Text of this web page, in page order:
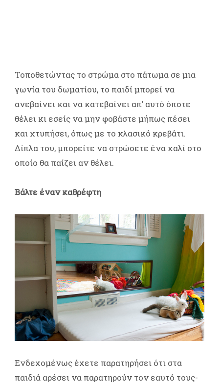
Τοποθετώντας το στρώμα στο πάτωμα σε μια
γωνία του δωματίου, το παιδί μπορεί να
ανεβαίνει και να κατεβαίνει απ’ αυτό όποτε
θέλει κι εσείς να μην φοβάστε μήπως πέσει
και χτυπήσει, όπως με το κλασικό κρεβάτι.
Δίπλα του, μπορείτε να στρώσετε ένα χαλί στο
οποίο θα παίζει αν θέλει.
Βάλτε έναν καθρέφτη
Ενδεχομένως έχετε παρατηρήσει ότι στα
παιδιά αρέσει να παρατηρούν τον εαυτό τους-